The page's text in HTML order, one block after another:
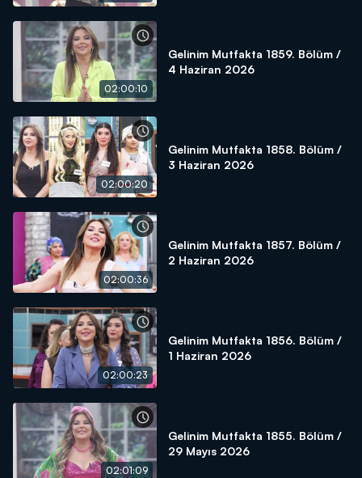
02:00:10
Gelinim Mutfakta 1859. Bölüm /
4 Haziran 2026
02:00:20
Gelinim Mutfakta 1858. Bölüm /
3 Haziran 2026
02:00:36
Gelinim Mutfakta 1857. Bölüm /
2 Haziran 2026
02:00:23
Gelinim Mutfakta 1856. Bölüm /
1 Haziran 2026
02:01:09
Gelinim Mutfakta 1855. Bölüm /
29 Mayıs 2026